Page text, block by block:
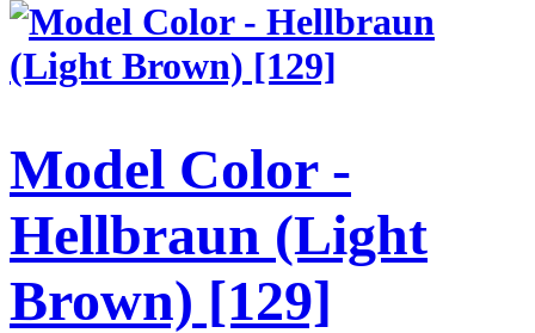
Model Color -
Hellbraun (Light
Brown) [129]